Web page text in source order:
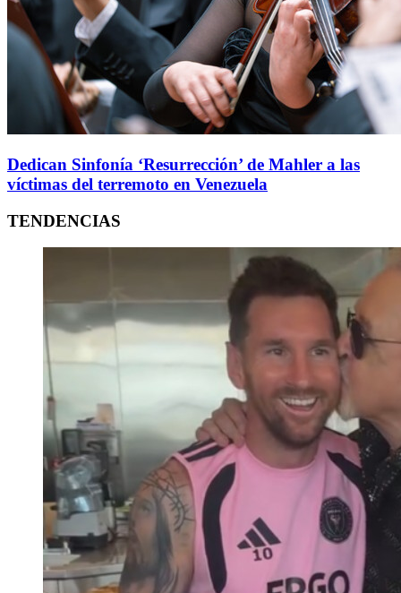
Dedican Sinfonía ‘Resurrección’ de Mahler a las
víctimas del terremoto en Venezuela
TENDENCIAS